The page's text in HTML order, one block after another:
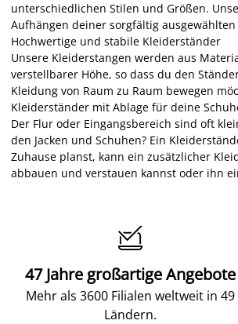
unterschiedlichen Stilen und Größen.
Aufhängen deiner sorgfältig
Hochwertige und stabile Kleiderständer
Unsere Kleiderstangen werden aus
verstellbarer Höhe, so dass du den
Kleidung von Raum zu Raum bewegen
Kleiderständer mit Ablage für deine
Der Flur oder Eingangsbereich sind oft
den Jacken und Schuhen? Ein
Zuhause planst, kann ein zusätzlicher
abbauen und verstauen kannst oder ihn

47 Jahre großartige Angebote
Mehr als 3600 Filialen weltweit in 49
Ländern.